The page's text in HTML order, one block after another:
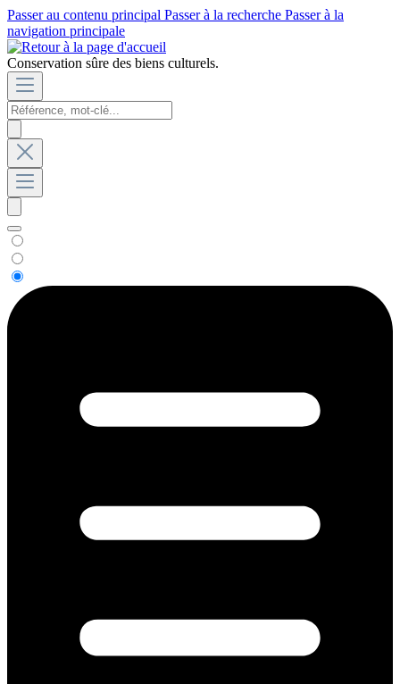
Passer au contenu principal Passer à la recherche Passer à la
navigation principale
Conservation sûre des biens culturels.